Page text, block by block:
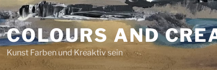
COLOURS AND
Kunst Farben und Kreaktiv sein